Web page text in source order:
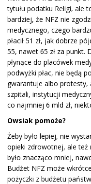
tytułu podatku Religi, ale
bardziej, że NFZ nie
medycznego, czego
płacił 51 zł, jak dobrze
55, nawet 65 zł za punkt.
płynące do placówek
podwyżki płac, nie będą
gwarantuje albo protesty,
szpitali, instytucji
co najmniej 6 mld zł,
Owsiak pomoże?
Żeby było lepiej, nie
opieki zdrowotnej, ale też
było znacząco mniej,
Budżet NFZ może
pożyczki z budżetu